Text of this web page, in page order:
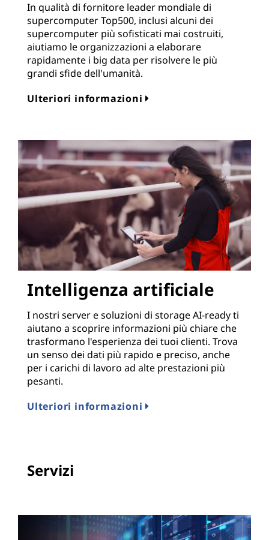
In qualità di fornitore leader mondiale di
supercomputer Top500, inclusi alcuni dei
supercomputer più sofisticati mai costruiti,
aiutiamo le organizzazioni a elaborare
rapidamente i big data per risolvere le più
grandi sfide dell'umanità.
Ulteriori informazioni
Intelligenza artificiale
I nostri server e soluzioni di storage AI-ready ti
aiutano a scoprire informazioni più chiare che
trasformano l'esperienza dei tuoi clienti. Trova
un senso dei dati più rapido e preciso, anche
per i carichi di lavoro ad alte prestazioni più
pesanti.
Ulteriori informazioni
Servizi